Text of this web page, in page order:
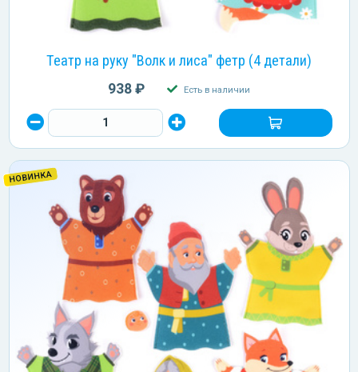
Театр на руку "Волк и лиса" фетр (4 детали)
938 ₽ Есть в наличии
НОВИНКА